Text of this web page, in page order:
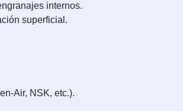
internos.
superficial.
Air, NSK, etc.).